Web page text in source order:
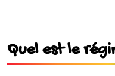
Quel est le